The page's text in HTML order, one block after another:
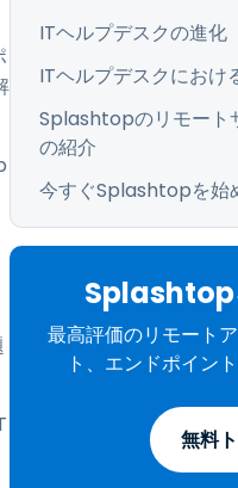
界について詳しく
ITヘルプデスクの進化
ITヘルプデスクにおけ
Splashtopのリモート
の紹介
今すぐSplashtopを始
Splashtop
最高評価のリモート
ト、エンドポイン
無料